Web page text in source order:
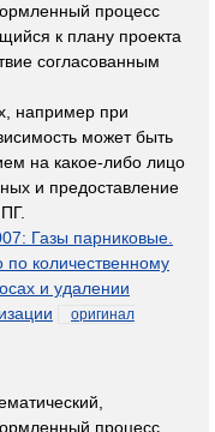
процесс
к плану проекта
согласованным
например при
может быть
на какое-либо лицо
и предоставление
Газы парниковые.
по количественному
и удалении
оригинал
процесс